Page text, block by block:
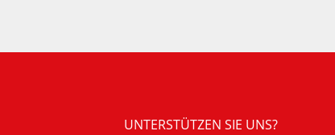
UNTERSTÜTZEN SIE UNS?